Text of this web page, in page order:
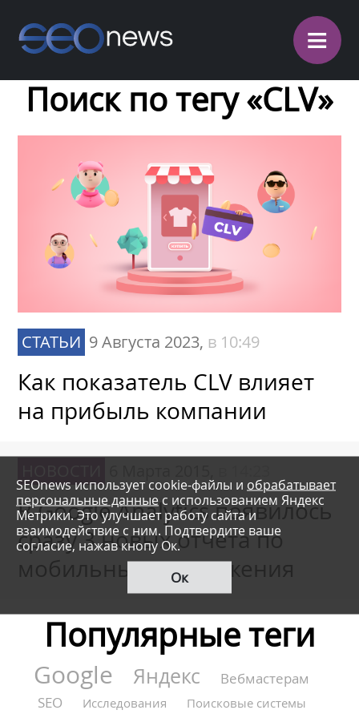
≡
Поиск по тегу «CLV»
СТАТЬИ 9 Августа 2023, в 10:49
Как показатель CLV влияет
на прибыль компании
В Google Analytics появилось
сразу 3 новых отчета по
мобильным приложения
Популярные теги
Google Яндекс
Вебмастерам
SEO
Исследования Поисковые системы
SEOnews использует cookie-файлы и обрабатывает
персональные данныес использованием Яндекс
Метрики. Это улучшает работу сайта и
взаимодействие с ним. Подтвердите ваше
согласие, нажав кнопу Ок.
Ок